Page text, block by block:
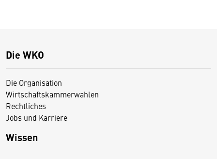
Die WKO
Die Organisation
Wirtschaftskammerwahlen
Rechtliches
Jobs und Karriere
Wissen